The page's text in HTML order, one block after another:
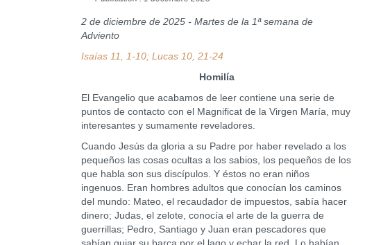
2 de diciembre de 2025 - Martes de la 1ª semana de
Adviento
Isaías 11, 1-10; Lucas 10, 21-24
Homilía
El Evangelio que acabamos de leer contiene una serie de
puntos de contacto con el Magnificat de la Virgen María, muy
interesantes y sumamente reveladores.
Cuando Jesús da gloria a su Padre por haber revelado a los
pequeños las cosas ocultas a los sabios, los pequeños de los
que habla son sus discípulos. Y éstos no eran niños
ingenuos. Eran hombres adultos que conocían los caminos
del mundo: Mateo, el recaudador de impuestos, sabía hacer
dinero; Judas, el zelote, conocía el arte de la guerra de
guerrillas; Pedro, Santiago y Juan eran pescadores que